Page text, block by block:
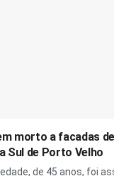
morto a facadas
Sul de Porto Velho
de 45 anos, foi